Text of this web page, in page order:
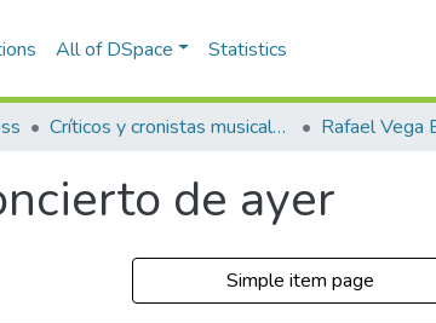
All of DSpace Statistics
Críticos y cronistas musicales Rafael Vega
de ayer
Simple item page